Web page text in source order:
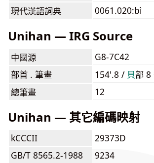
現代漢語詞典
0061.020:bì
Unihan — IRG Source
中國源
G8-7C42
部首 . 筆畫
154'.8 / ⾙部 8
總筆畫
12
Unihan — 其它編碼映射
kCCCII
29373D
GB/T 8565.2-1988
9234